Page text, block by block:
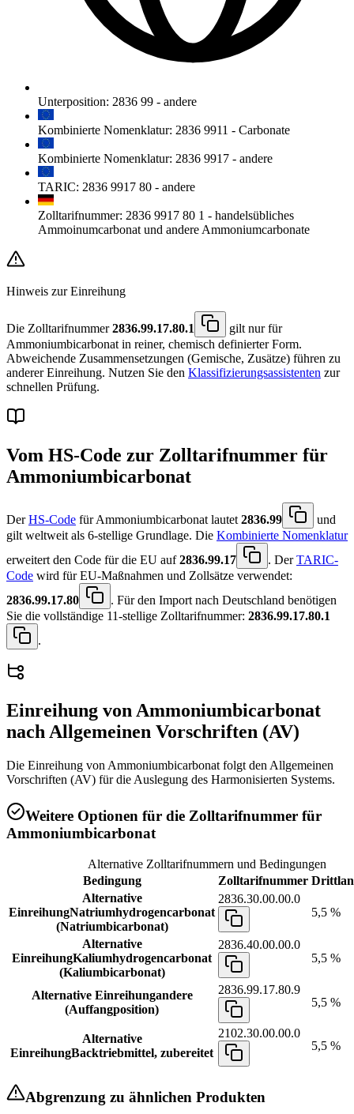
Unterposition: 2836 99 - andere
Kombinierte Nomenklatur: 2836 9911 - Carbonate
Kombinierte Nomenklatur: 2836 9917 - andere
TARIC: 2836 9917 80 - andere
Zolltarifnummer: 2836 9917 80 1 - handelsübliches
Ammoinumcarbonat und andere Ammoniumcarbonate
Hinweis zur Einreihung
Die Zolltarifnummer2836.99.17.80.1
gilt nur für
Ammoniumbicarbonat in reiner, chemisch definierter Form.
Abweichende Zusammensetzungen (Gemische, Zusätze) führen zu
anderer Einreihung. Nutzen Sie den Klassifizierungsassistenten zur
schnellen Prüfung.
Vom HS-Code zur Zolltarifnummer für
Ammoniumbicarbonat
DerHS-Code für Ammoniumbicarbonat lautet2836.99
und
gilt weltweit als 6-stellige Grundlage. Die Kombinierte Nomenklatur
erweitert den Code für die EU auf2836.99.17 . DerTARIC-
Code wird für EU-Maßnahmen und Zollsätze verwendet:
2836.99.17.80
. Für den Import nach Deutschland benötigen
Sie die vollständige 11-stellige Zolltarifnummer: 2836.99.17.80.1
.
Einreihung vonAmmoniumbicarbonat
nach Allgemeinen Vorschriften (AV)
Die Einreihung von Ammoniumbicarbonat folgt den Allgemeinen
Vorschriften (AV) für die Auslegung des Harmonisierten Systems.
Weitere Optionen für die Zolltarifnummer für
Ammoniumbicarbonat
Alternative Zolltarifnummern und Bedingungen
Bedingung
Zolltarifnummer
Alternative
EinreihungNatriumhydrogencarbonat
(Natriumbicarbonat)
2836.30.00.00.0
5,5 %
Alternative
EinreihungKaliumhydrogencarbonat
(Kaliumbicarbonat)
2836.40.00.00.0
5,5 %
Alternative Einreihungandere
(Auffangposition)
2836.99.17.80.9
5,5 %
Alternative
EinreihungBacktriebmittel, zubereitet
2102.30.00.00.0
5,5 %
Abgrenzung zu ähnlichen Produkten